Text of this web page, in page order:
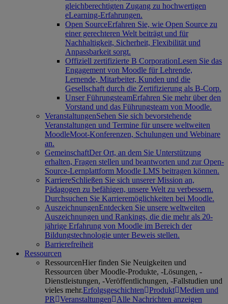
gleichberechtigten Zugang zu hochwertigen
eLearning-Erfahrungen.
Open SourceErfahren Sie, wie Open Source zu
einer gerechteren Welt beiträgt und für
Nachhaltigkeit, Sicherheit, Flexibilität und
Anpassbarkeit sorgt.
Offiziell zertifizierte B CorporationLesen Sie das
Engagement von Moodle für Lehrende,
Lernende, Mitarbeiter, Kunden und die
Gesellschaft durch die Zertifizierung als B-Corp.
Unser FührungsteamErfahren Sie mehr über den
Vorstand und das Führungsteam von Moodle.
VeranstaltungenSehen Sie sich bevorstehende
Veranstaltungen und Termine für unsere weltweiten
MoodleMoot-Konferenzen, Schulungen und Webinare
an.
GemeinschaftDer Ort, an dem Sie Unterstützung
erhalten, Fragen stellen und beantworten und zur Open-
Source-Lernplattform Moodle LMS beitragen können.
KarriereSchließen Sie sich unserer Mission an,
Pädagogen zu befähigen, unsere Welt zu verbessern.
Durchsuchen Sie Karrieremöglichkeiten bei Moodle.
AuszeichnungenEntdecken Sie unsere weltweiten
Auszeichnungen und Rankings, die die mehr als 20-
jährige Erfahrung von Moodle im Bereich der
Bildungstechnologie unter Beweis stellen.
Barrierefreiheit
Ressourcen
RessourcenHier finden Sie Neuigkeiten und
Ressourcen über Moodle-Produkte, -Lösungen, -
Dienstleistungen, -Veröffentlichungen, -Fallstudien und
vieles mehr.Erfolgsgeschichten Produkt Medien und
PR
Veranstaltungen Alle Nachrichten anzeigen